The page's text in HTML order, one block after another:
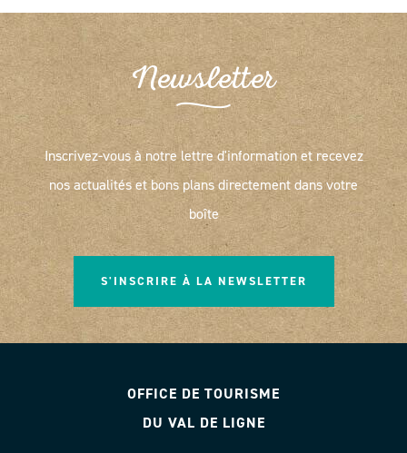
Newsletter
Inscrivez-vous à notre lettre d'information et recevez
nos actualités et bons plans directement dans votre
boîte
S'INSCRIRE À LA NEWSLETTER
OFFICE DE TOURISME
DU VAL DE LIGNE